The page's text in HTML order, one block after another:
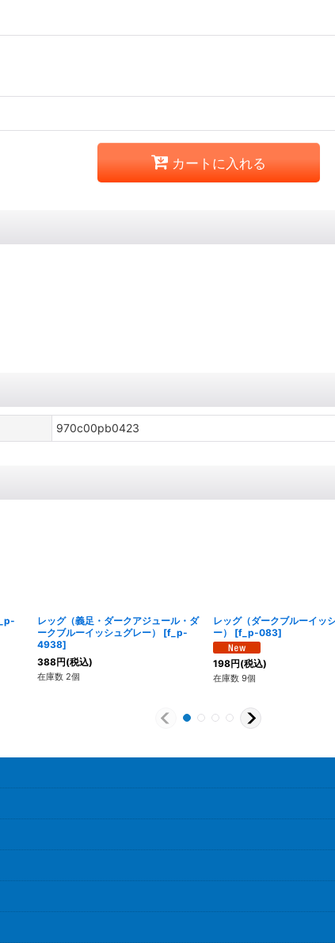
カートに入れる
970c00pb0423
レッグ（義足・ダークアジュール・ダ
ークブルーイッシュグレー）
[f_p-
4938]
388円(税込)
在庫数 2個
レッグ（ダークブルーイッ
ー）
[f_p-083]
198円(税込)
在庫数 9個